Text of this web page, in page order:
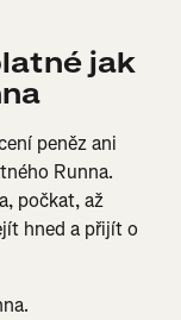
jak
peněz ani
Runna.
počkat, až
hned a přijít o